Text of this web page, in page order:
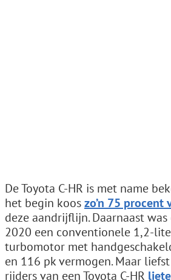
De Toyota C-HR is met name
het begin kooszo’n 75 procent
deze aandrijflijn. Daarnaast
2020 een conventionele 1,2-
turbomotor met
en 116 pk vermogen. Maar
rijders van een Toyota C-HR